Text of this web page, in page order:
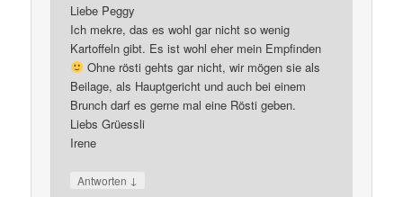
Liebe Peggy
Ich mekre, das es wohl gar nicht so wenig
Kartoffeln gibt. Es ist wohl eher mein Empfinden
Ohne rösti gehts gar nicht, wir mögen sie als
Beilage, als Hauptgericht und auch bei einem
Brunch darf es gerne mal eine Rösti geben.
Liebs Grüessli
Irene
Antworten ↓